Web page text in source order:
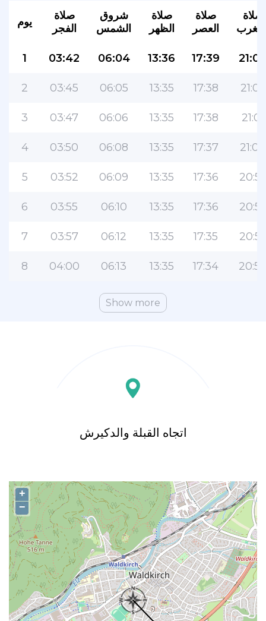
يوم
صلاة
الفجر
شروق
الشمس
صلاة
الظهر
صلاة
العصر
صلاة
1 03:42 06:04 13:36 17:39
2 03:45 06:05 13:35 17:38 21:03
3 03:47 06:06 13:35 17:38 21:01
4 03:50 06:08 13:35 17:37 21:00
5 03:52 06:09 13:35 17:36
6 03:55 06:10 13:35 17:36
7 03:57 06:12 13:35 17:35 20:55
8 04:00 06:13 13:35 17:34
Show more
اتجاه القبلة والدکیرش
+
−